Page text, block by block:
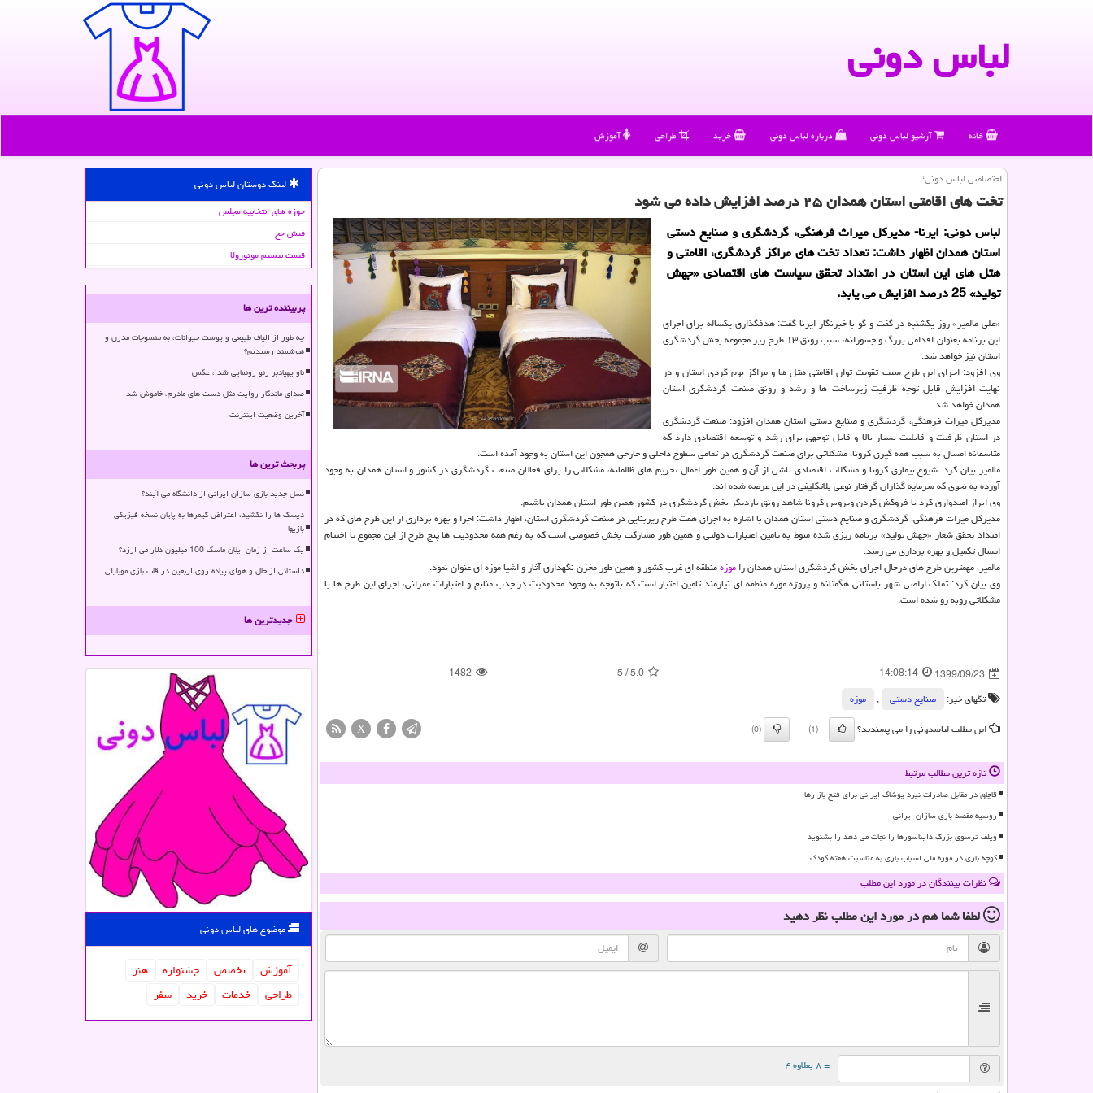
لباس دونی
خانه آرشیو لباس دونی درباره لباس دونی خرید طراحی آموزش
اختصاصی لباس دونی؛
تخت های اقامتی استان همدان ۲۵ درصد افزایش داده می شود
لباس دونی: ایرنا- مدیرکل میراث فرهنگی، گردشگری و صنایع دستی
استان همدان اظهار داشت: تعداد تخت های مراکز گردشگری، اقامتی و
هتل های این استان در امتداد تحقق سیاست های اقتصادی «جهش
تولید» 25 درصد افزایش می یابد.
«علی مالمیر» روز یکشنبه در گفت و گو با خبرنگار ایرنا گفت: هدفگذاری یکساله برای اجرای
این برنامه بعنوان اقدامی بزرگ و جسورانه، سبب رونق ۱۳ طرح زیر مجموعه بخش گردشگری
استان نیز خواهد شد.
وی افزود: اجرای این طرح سبب تقویت توان اقامتی هتل ها و مراکز بوم گردی استان و در
نهایت افزایش قابل توجه ظرفیت زیرساخت ها و رشد و رونق صنعت گردشگری استان
همدان خواهد شد.
مدیرکل میراث فرهنگی، گردشگری و صنایع دستی استان همدان افزود: صنعت گردشگری
در استان ظرفیت و قابلیت بسیار بالا و قابل توجهی برای رشد و توسعه اقتصادی دارد که
متاسفانه امسال به سبب همه گیری کرونا، مشکلاتی برای صنعت گردشگری در تمامی سطوح داخلی و خارجی همچون این استان به وجود آمده است.
مالمیر بیان کرد: شیوع بیماری کرونا و مشکلات اقتصادی ناشی از آن و همین طور اعمال تحریم های ظالمانه، مشکلاتی را برای فعالان صنعت گردشگری در کشور و استان همدان به وجود
آورده به نحوی که سرمایه گذاران گرفتار نوعی بلاتکلیفی در این عرصه شده اند.
وی ابراز امیدواری کرد با فروکش کردن ویروس کرونا شاهد رونق باردیگر بخش گردشگری در کشور همین طور استان همدان باشیم.
مدیرکل میراث فرهنگی، گردشگری و صنایع دستی استان همدان با اشاره به اجرای هفت طرح زیربنایی در صنعت گردشگری استان، اظهار داشت: اجرا و بهره برداری از این طرح های که در
امتداد تحقق شعار «جهش تولید» برنامه ریزی شده منوط به تامین اعتبارات دولتی و همین طور مشارکت بخش خصوصی است که به رغم همه محدودیت ها پنج طرح از این مجموع تا اختتام
امسال تکمیل و بهره برداری می رسد.
مالمیر، مهمترین طرح های درحال اجرای بخش گردشگری استان همدان راموزهمنطقه ای غرب کشور و همین طور مخزن نگهداری آثار و اشیا موزه ای عنوان نمود.
وی بیان کرد: تملک اراضی شهر باستانی هگمتانه و پروژه موزه منطقه ای نیازمند تامین اعتبار است که باتوجه به وجود محدودیت در جذب منابع و اعتبارات عمرانی، اجرای این طرح ها با
مشکلاتی روبه رو شده است.
1399/09/23
14:08:14
5.0
/
5
1482
تگهای خبر:
صنایع دستی ,
موزه
این مطلب لباسدونی را می پسندید؟
(1)
(0)
X
تازه ترین مطالب مرتبط
قاچاق در مقابل صادرات نبرد پوشاک ایرانی برای فتح بازارها
روسیه مقصد بازی سازان ایرانی
ویلف ترسوی بزرگ دایناسورها را نجات می دهد را بشنوید
کوچه بازی در موزه ملی اسباب بازی به مناسبت هفته کودک
نظرات بینندگان در مورد این مطلب
لطفا شما همدر مورد این مطلبنظر دهید
= ۸ بعلاوه ۴
لینک دوستان لباس دونی
حوزه های انتخابیه مجلس
فیش حج
قیمت بیسیم موتورولا
پربیننده ترین ها
چه طور از الیاف طبیعی و پوست حیوانات، به منسوجات مدرن و
هوشمند رسیدیم؟
ناو پهپادبر رنو رونمایی شد!، عکس
صدای ماندگار روایت مثل دست های مادرم، خاموش شد
آخرین وضعیت اینترنت
پربحث ترین ها
نسل جدید بازی سازان ایرانی از دانشگاه می آیند؟
دیسک ها را نکشید، اعتراض گیمرها به پایان نسخه فیزیکی
بازیها
یک ساعت از زمان ایلان ماسک 100 میلیون دلار می ارزد؟
داستانی از حال و هوای پیاده روی اربعین در قاب بازی موبایلی
جدیدترین ها
موضوع های لباس دونی
آموزش تخصص جشنواره
هنر
طراحی
خدمات خرید سفر